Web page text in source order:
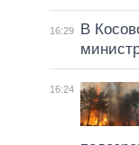
16:29
В
16:24